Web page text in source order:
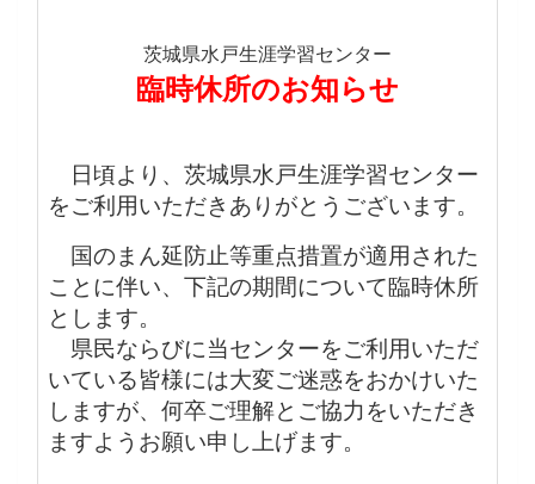
茨城県水戸生涯学習センター
臨時休所のお知らせ
日頃より、茨城県水戸生涯学習センター
をご利用いただきありがとうございます。
国のまん延防止等重点措置が適用された
ことに伴い、下記の期間について臨時休所
とします。
県民ならびに当センターをご利用いただ
いている皆様には大変ご迷惑をおかけいた
しますが、何卒ご理解とご協力をいただき
ますようお願い申し上げます。